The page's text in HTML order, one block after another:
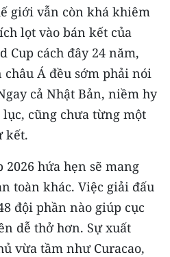
nghệ
giới vẫn còn khá khiêm
lọt vào bán kết của
Cup cách đây 24 năm,
Á đều sớm phải nói
cả Nhật Bản, niềm hy
lục, cũng chưa từng một
kết.
hứa hẹn sẽ mang
toàn khác. Việc giải đấu
đội phần nào giúp cục
dễ thở hơn. Sự xuất
vừa tầm như Curacao,